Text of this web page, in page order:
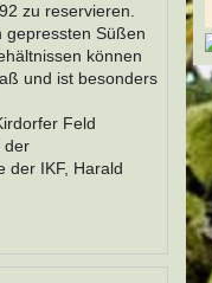
zu reservieren.
gepressten Süßen
können
und ist besonders
Feld
der
der IKF, Harald